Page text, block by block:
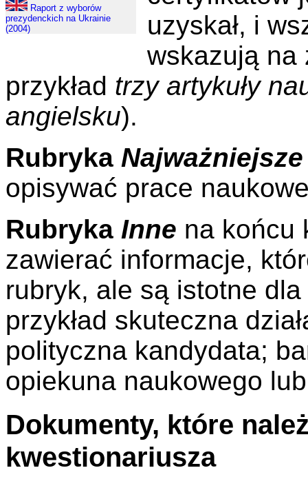
Raport z wyborów
prezydenckich na Ukrainie
(2004)
uzyskał, i
wskazują na
przykład trzy artykuły
angielsku).
Rubryka
opisywać prace
Rubryka Inne na końcu
zawierać informacje,
rubryk, ale są istotne
przykład skuteczna
polityczna kandydata;
opiekuna naukowego
Dokumenty, które
kwestionariusza